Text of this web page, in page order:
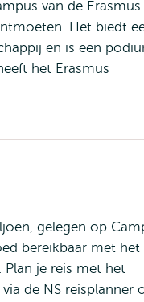
van de Erasmus
Het biedt
en is een
het Erasmus
gelegen op
bereikbaar met het
Plan je reis met het
de NS reisplanner